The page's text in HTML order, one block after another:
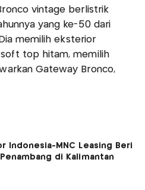
vintage berlistrik
yang ke-50 dari
memilih eksterior
top hitam, memilih
Gateway Bronco,
Indonesia-MNC Leasing Beri
di Kalimantan